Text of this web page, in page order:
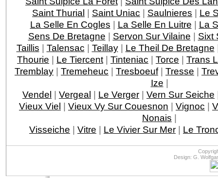
Saint Thurial | Saint Uniac | Saulnieres | Le
La Selle En Cogles | La Selle En Luitre | La
Sens De Bretagne | Servon Sur Vilaine | Sixt
Taillis | Talensac | Teillay| Le Theil De Bretagne
Thourie | Le Tiercent | Tinteniac | Torce | Trans
Tremblay | Tremeheuc | Tresboeuf| Tresse |
Ize |
Vendel | Vergeal | Le Verger | Vern Sur Seiche
Vieux Viel | Vieux Vy Sur Couesnon | Vignoc |
Nonais |
Visseiche | Vitre | Le Vivier Sur Mer | Le
Design: G.